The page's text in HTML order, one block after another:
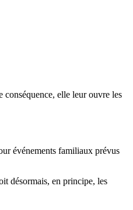
conséquence, elle leur ouvre les
événements familiaux prévus
désormais, en principe, les